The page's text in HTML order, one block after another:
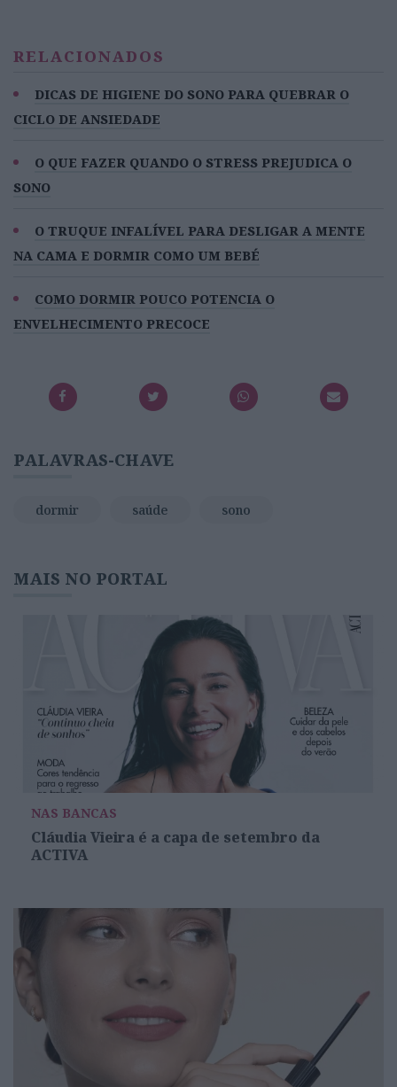
RELACIONADOS
DICAS DE HIGIENE DO SONO PARA QUEBRAR O
CICLO DE ANSIEDADE
O QUE FAZER QUANDO O STRESS PREJUDICA O
SONO
O TRUQUE INFALÍVEL PARA DESLIGAR A MENTE
NA CAMA E DORMIR COMO UM BEBÉ
COMO DORMIR POUCO POTENCIA O
ENVELHECIMENTO PRECOCE
PALAVRAS-CHAVE
dormir saúde sono
MAIS NO PORTAL
NAS BANCAS
Cláudia Vieira é a capa de setembro da
ACTIVA